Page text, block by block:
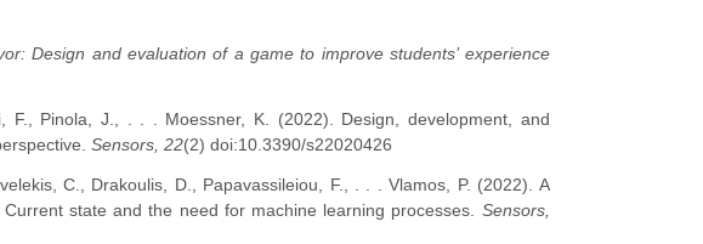
Design and evaluation of a game to improve students’ experience
F., Pinola, J., . . . Moessner, K. (2022). Design, development, and
Sensors, 22(2) doi:10.3390/s22020426
C., Drakoulis, D., Papavassileiou, F., . . . Vlamos, P. (2022). A
state and the need for machine learning processes. Sensors,